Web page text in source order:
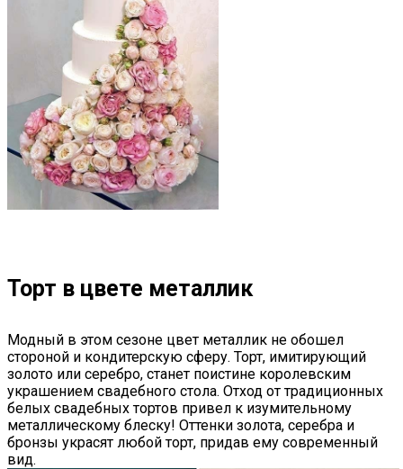
Торт в цвете металлик
Модный в этом сезоне цвет металлик не обошел
стороной и кондитерскую сферу. Торт, имитирующий
золото или серебро, станет поистине королевским
украшением свадебного стола. Отход от традиционных
белых свадебных тортов привел к изумительному
металлическому блеску! Оттенки золота, серебра и
бронзы украсят любой торт, придав ему современный
вид.